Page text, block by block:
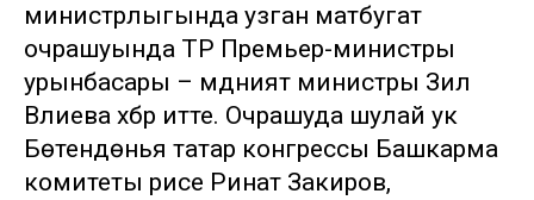
министрлыгында узган матбугат
очрашуында ТР Премьер-министры
урынбасары – мәдәният министры Зилә
Вәлиева хәбәр итте. Очрашуда шулай ук
Бөтендөнья татар конгрессы Башкарма
комитеты рәисе Ринат Закиров,